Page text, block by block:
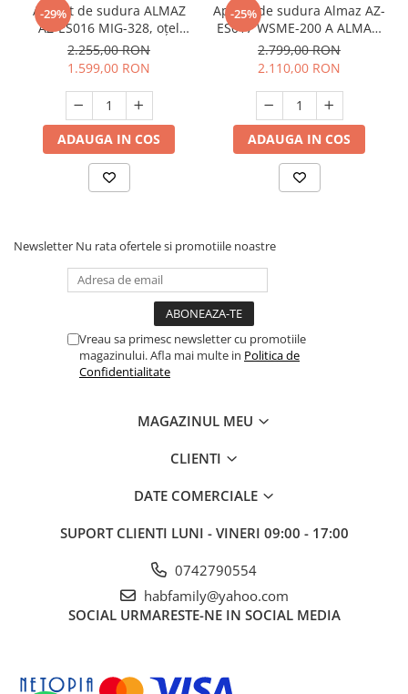
-29%
Aparat de sudura ALMAZ
AZ-ES016 MIG-328, oțel
inoxidabil, oțel aliat, oțel
carbon, cupru
2.255,00 RON
1.599,00 RON
ADAUGA IN COS
-25%
Aparat de sudura Almaz AZ-
ES017 WSME-200 A ALMAZ,
electrozi rutilici, electrozi
bazici, electrozi inox
2.799,00 RON
2.110,00 RON
ADAUGA IN COS
Newsletter Nu rata ofertele si promotiile noastre
Vreau sa primesc newsletter cu promotiile
magazinului. Afla mai multe in Politica de
Confidentialitate
MAGAZINUL MEU
CLIENTI
DATE COMERCIALE
SUPORT CLIENTI LUNI - VINERI 09:00 - 17:00
0742790554
habfamily@yahoo.com
SOCIAL URMARESTE-NE IN SOCIAL MEDIA